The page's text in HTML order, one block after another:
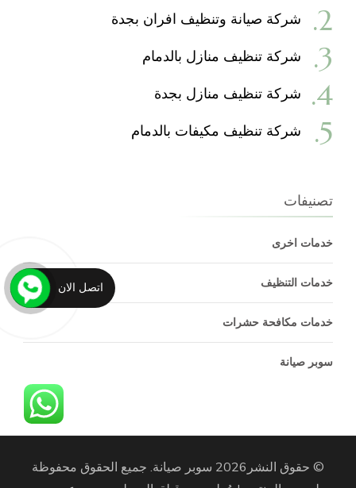
شركة صيانة وتنظيف افران بجدة
شركة تنظيف منازل بالدمام
شركة تنظيف منازل بجدة
شركة تنظيف مكيفات بالدمام
تصنيفات
خدمات اخرى
خدمات التنظيف
خدمات مكافحة حشرات
سوبر صيانة
© حقوق النشر2026 سوبر صيانة. جميع الحقوق محفوظة
اتصل الان